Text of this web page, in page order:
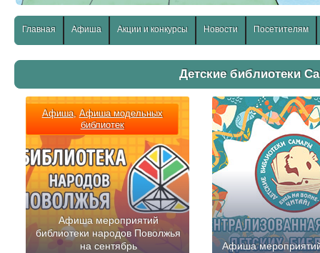
Главная Афиша Акции и конкурсы Новости Посетителям
Детские библиотеки
Афиша, Афиша модельных
библиотек
Афиша мероприятий
библиотеки народов Поволжья
на сентябрь
Афиша мероприятий